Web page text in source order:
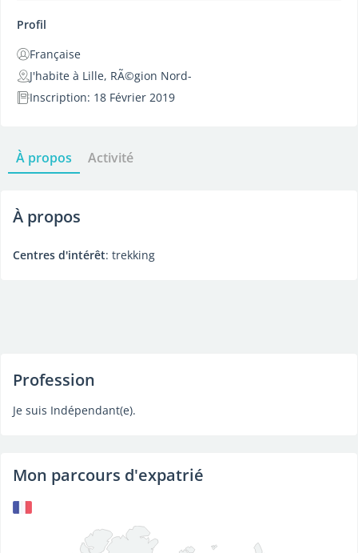
Profil
Française
J'habite à Lille, RÃ©gion Nord-
Inscription: 18 Février 2019
À propos Activité
À propos
Centres d'intérêt: trekking
Profession
Je suis Indépendant(e).
Mon parcours d'expatrié